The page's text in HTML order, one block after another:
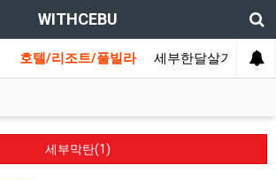
WITHCEBU
호텔/리조트/풀빌라 세부한달살기 어
세부막탄(1)